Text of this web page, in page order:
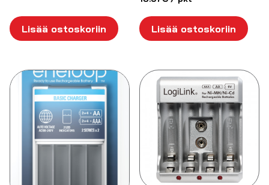
Lisää ostoskoriin Lisää ostoskoriin